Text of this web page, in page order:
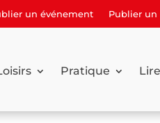
un événement Publier un
Pratique